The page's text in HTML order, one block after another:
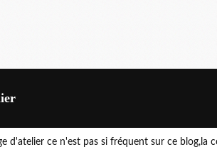
d'atelier ce n'est pas si fréquent sur ce blog,la